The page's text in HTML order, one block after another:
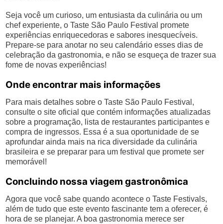
Seja você um curioso, um entusiasta da culinária ou um
chef experiente, o Taste São Paulo Festival promete
experiências enriquecedoras e sabores inesquecíveis.
Prepare-se para anotar no seu calendário esses dias de
celebração da gastronomia, e não se esqueça de trazer sua
fome de novas experiências!
Onde encontrar mais informações
Para mais detalhes sobre o Taste São Paulo Festival,
consulte o site oficial que contém informações atualizadas
sobre a programação, lista de restaurantes participantes e
compra de ingressos. Essa é a sua oportunidade de se
aprofundar ainda mais na rica diversidade da culinária
brasileira e se preparar para um festival que promete ser
memorável!
Concluindo nossa viagem gastronômica
Agora que você sabe quando acontece o Taste Festivals,
além de tudo que este evento fascinante tem a oferecer, é
hora de se planejar. A boa gastronomia merece ser